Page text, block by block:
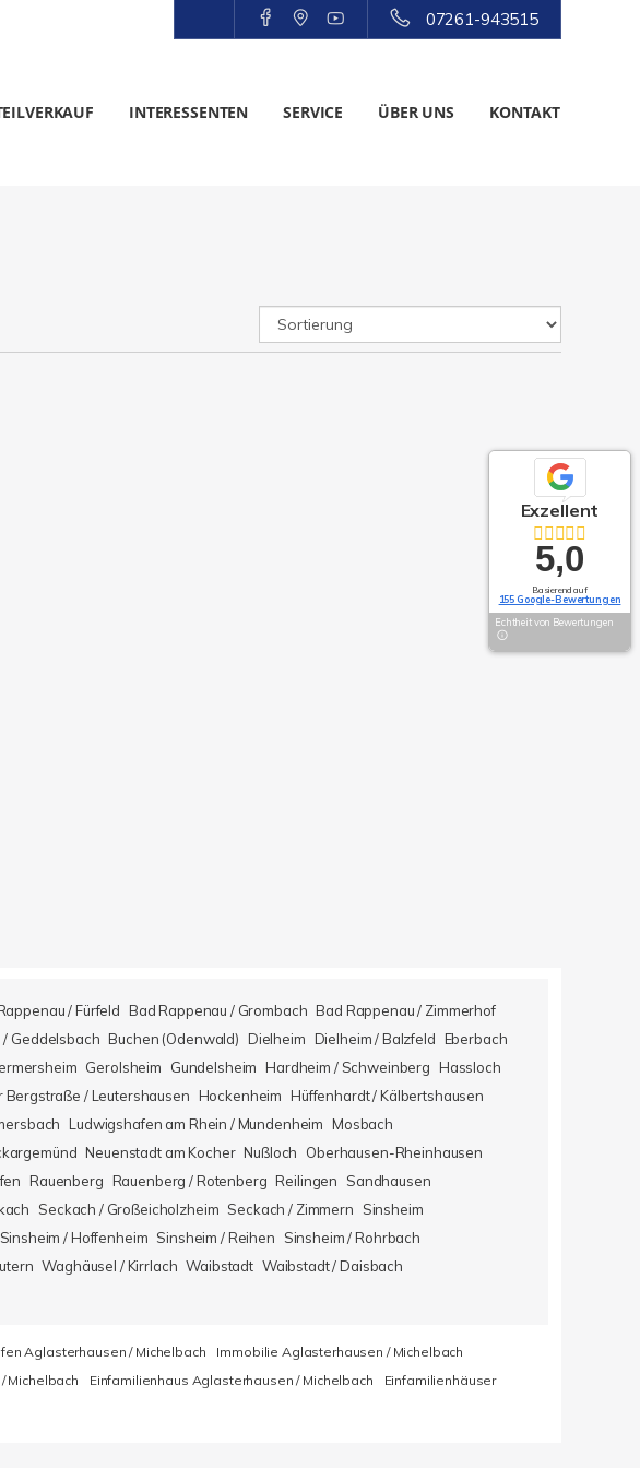
07261-943515
INTERESSENTEN SERVICE ÜBER UNS KONTAKT
/ Fürfeld Bad Rappenau / Grombach Bad Rappenau / Zimmerhof
Geddelsbach Buchen (Odenwald) Dielheim Dielheim / Balzfeld Eberbach
Gerolsheim Gundelsheim Hardheim / Schweinberg Hassloch
Bergstraße / Leutershausen Hockenheim Hüffenhardt / Kälbertshausen
Ludwigshafen am Rhein / Mundenheim Mosbach
Neuenstadt am Kocher Nußloch
Oberhausen-Rheinhausen
Rauenberg Rauenberg / Rotenberg Reilingen
Sandhausen
Seckach / Großeicholzheim Seckach / Zimmern
Sinsheim
Sinsheim / Hoffenheim Sinsheim / Reihen
Sinsheim / Rohrbach
Waghäusel / Kirrlach Waibstadt Waibstadt / Daisbach
Aglasterhausen / Michelbach
Immobilie Aglasterhausen / Michelbach
Michelbach Einfamilienhaus Aglasterhausen / Michelbach
Einfamilienhäuser
Exzellent
5,0
Basierend auf
155 Google-Bewertungen
Echtheit von Bewertungen